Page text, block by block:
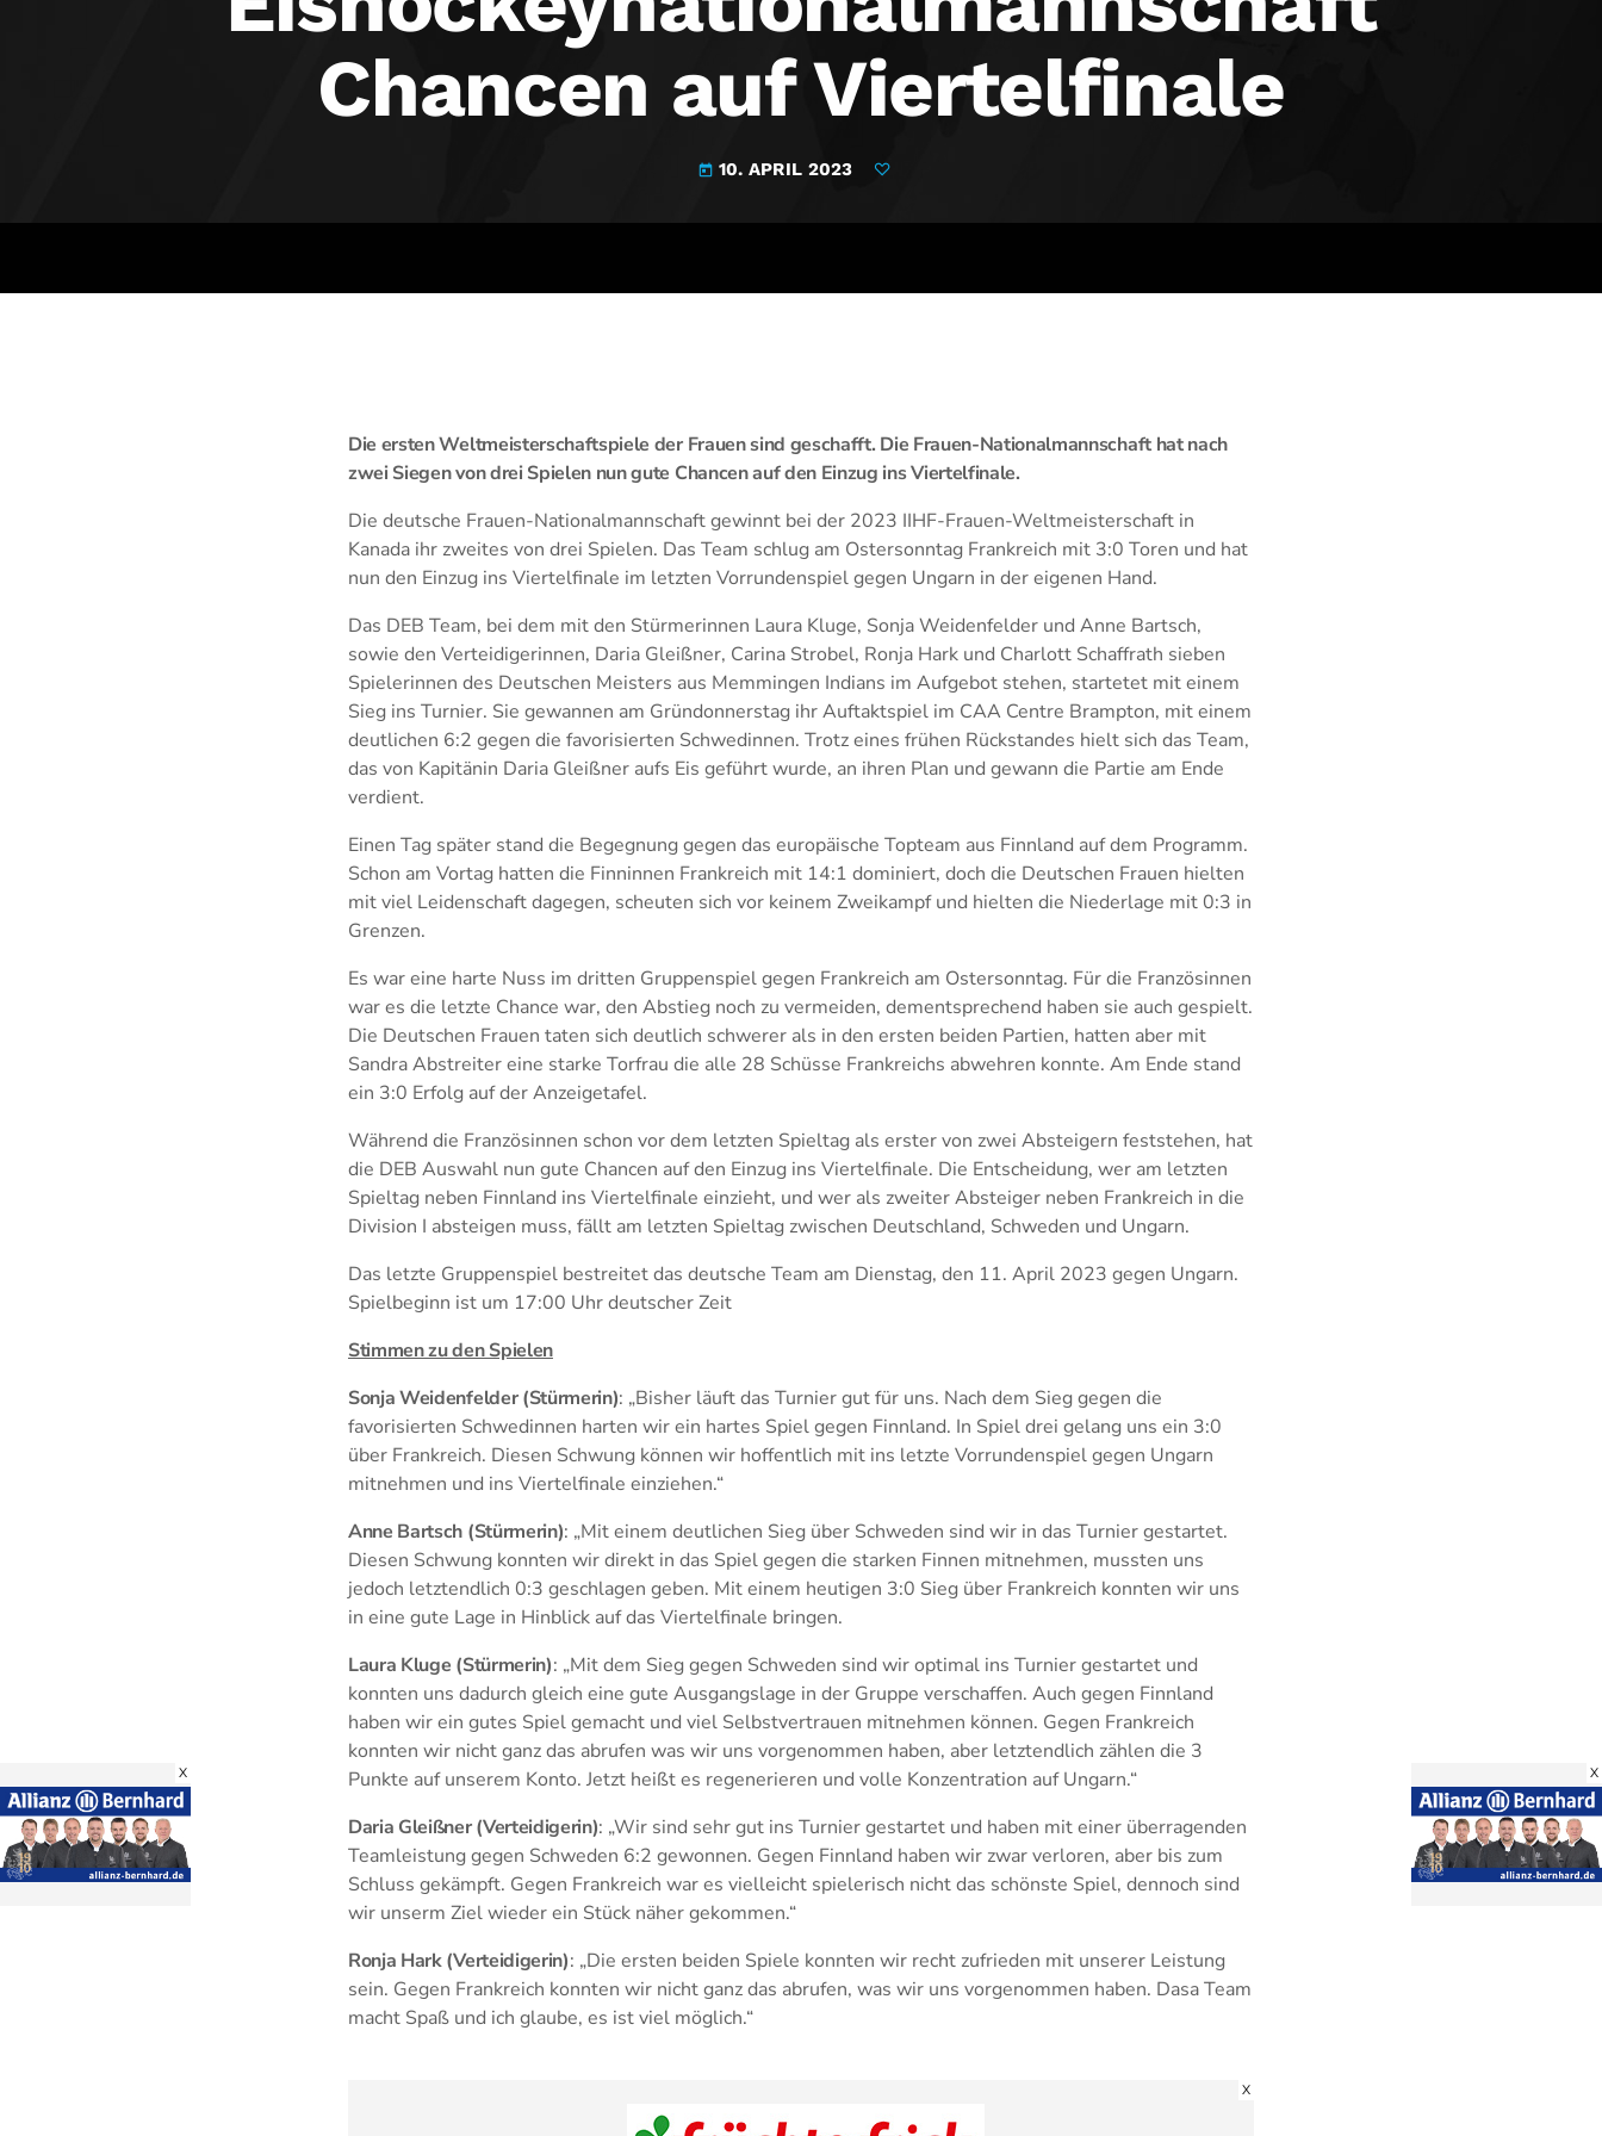
Chancen auf Viertelfinale
today 10. APRIL 2023
Die ersten Weltmeisterschaftspiele der Frauen sind geschafft. Die Frauen-Nationalmannschaft hat nach
zwei Siegen von drei Spielen nun gute Chancen auf den Einzug ins Viertelfinale.
Die deutsche Frauen-Nationalmannschaft gewinnt bei der 2023 IIHF-Frauen-Weltmeisterschaft in
Kanada ihr zweites von drei Spielen. Das Team schlug am Ostersonntag Frankreich mit 3:0 Toren und hat
nun den Einzug ins Viertelfinale im letzten Vorrundenspiel gegen Ungarn in der eigenen Hand.
Das DEB Team, bei dem mit den Stürmerinnen Laura Kluge, Sonja Weidenfelder und Anne Bartsch,
sowie den Verteidigerinnen, Daria Gleißner, Carina Strobel, Ronja Hark und Charlott Schaffrath sieben
Spielerinnen des Deutschen Meisters aus Memmingen Indians im Aufgebot stehen, startetet mit einem
Sieg ins Turnier. Sie gewannen am Gründonnerstag ihr Auftaktspiel im CAA Centre Brampton, mit einem
deutlichen 6:2 gegen die favorisierten Schwedinnen. Trotz eines frühen Rückstandes hielt sich das Team,
das von Kapitänin Daria Gleißner aufs Eis geführt wurde, an ihren Plan und gewann die Partie am Ende
verdient.
Einen Tag später stand die Begegnung gegen das europäische Topteam aus Finnland auf dem Programm.
Schon am Vortag hatten die Finninnen Frankreich mit 14:1 dominiert, doch die Deutschen Frauen hielten
mit viel Leidenschaft dagegen, scheuten sich vor keinem Zweikampf und hielten die Niederlage mit 0:3 in
Grenzen.
Es war eine harte Nuss im dritten Gruppenspiel gegen Frankreich am Ostersonntag. Für die Französinnen
war es die letzte Chance war, den Abstieg noch zu vermeiden, dementsprechend haben sie auch gespielt.
Die Deutschen Frauen taten sich deutlich schwerer als in den ersten beiden Partien, hatten aber mit
Sandra Abstreiter eine starke Torfrau die alle 28 Schüsse Frankreichs abwehren konnte. Am Ende stand
ein 3:0 Erfolg auf der Anzeigetafel.
Während die Französinnen schon vor dem letzten Spieltag als erster von zwei Absteigern feststehen, hat
die DEB Auswahl nun gute Chancen auf den Einzug ins Viertelfinale. Die Entscheidung, wer am letzten
Spieltag neben Finnland ins Viertelfinale einzieht, und wer als zweiter Absteiger neben Frankreich in die
Division I absteigen muss, fällt am letzten Spieltag zwischen Deutschland, Schweden und Ungarn.
Das letzte Gruppenspiel bestreitet das deutsche Team am Dienstag, den 11. April 2023 gegen Ungarn.
Spielbeginn ist um 17:00 Uhr deutscher Zeit
Stimmen zu den Spielen
Sonja Weidenfelder (Stürmerin): „Bisher läuft das Turnier gut für uns. Nach dem Sieg gegen die
favorisierten Schwedinnen harten wir ein hartes Spiel gegen Finnland. In Spiel drei gelang uns ein 3:0
über Frankreich. Diesen Schwung können wir hoffentlich mit ins letzte Vorrundenspiel gegen Ungarn
mitnehmen und ins Viertelfinale einziehen.“
Anne Bartsch (Stürmerin): „Mit einem deutlichen Sieg über Schweden sind wir in das Turnier gestartet.
Diesen Schwung konnten wir direkt in das Spiel gegen die starken Finnen mitnehmen, mussten uns
jedoch letztendlich 0:3 geschlagen geben. Mit einem heutigen 3:0 Sieg über Frankreich konnten wir uns
in eine gute Lage in Hinblick auf das Viertelfinale bringen.
Laura Kluge (Stürmerin): „Mit dem Sieg gegen Schweden sind wir optimal ins Turnier gestartet und
konnten uns dadurch gleich eine gute Ausgangslage in der Gruppe verschaffen. Auch gegen Finnland
haben wir ein gutes Spiel gemacht und viel Selbstvertrauen mitnehmen können. Gegen Frankreich
konnten wir nicht ganz das abrufen was wir uns vorgenommen haben, aber letztendlich zählen die 3
Punkte auf unserem Konto. Jetzt heißt es regenerieren und volle Konzentration auf Ungarn.“
Daria Gleißner (Verteidigerin): „Wir sind sehr gut ins Turnier gestartet und haben mit einer überragenden
Teamleistung gegen Schweden 6:2 gewonnen. Gegen Finnland haben wir zwar verloren, aber bis zum
Schluss gekämpft. Gegen Frankreich war es vielleicht spielerisch nicht das schönste Spiel, dennoch sind
wir unserm Ziel wieder ein Stück näher gekommen.“
Ronja Hark (Verteidigerin): „Die ersten beiden Spiele konnten wir recht zufrieden mit unserer Leistung
sein. Gegen Frankreich konnten wir nicht ganz das abrufen, was wir uns vorgenommen haben. Dasa Team
macht Spaß und ich glaube, es ist viel möglich.“
X
X X